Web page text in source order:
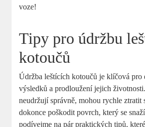
voze!
Tipy pro údržbu
kotoučů
Údržba leštících kotoučů je klíčová pro
výsledků a prodloužení jejich
neudržují správně, mohou rychle ztratit
dokonce poškodit povrch, který se
podívejme na pár praktických tipů,